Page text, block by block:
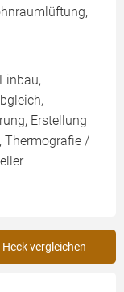
Erstellung
Thermografie /
vergleichen